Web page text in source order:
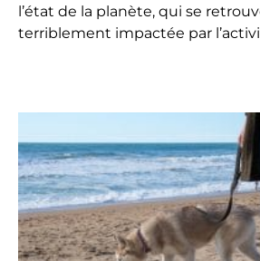
l’état de la planète, qui se
terriblement impactée par